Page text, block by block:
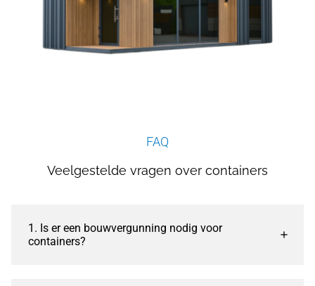
FAQ
Veelgestelde vragen over containers
1. Is er een bouwvergunning nodig voor
containers?